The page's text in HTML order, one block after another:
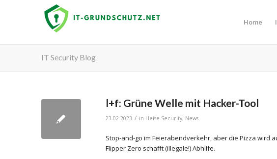
Home
IT Security Blog
l+f: Grüne Welle mit Hacker-Tool
23.02.2023 / in Heise Security, News
Stop-and-go im Feierabendverkehr, aber die Pizza wird
Flipper Zero schafft (illegale!) Abhilfe.